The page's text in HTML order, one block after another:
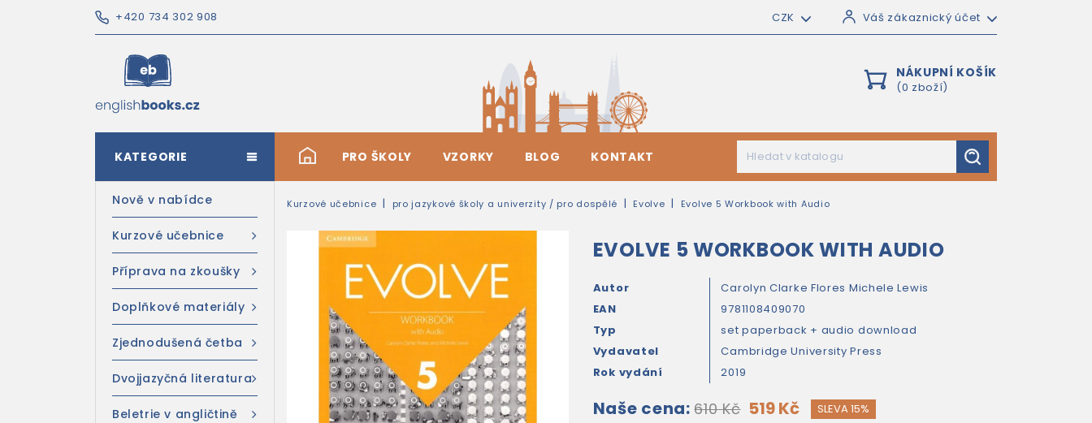
+420 734 302 908 CZK Váš zákaznický účet
NÁKUPNÍ KOŠÍK
(0 zboží)
# PRO ŠKOLY VZORKY BLOG KONTAKT
KATEGORIE
Nově v nabídce
Kurzové učebnice
Příprava na zkoušky
Doplňkové materiály
Zjednodušená četba
Dvojjazyčná literatura
Beletrie v angličtině
Kurzové učebnice pro jazykové školy a univerzity / pro dospělé Evolve Evolve 5 Workbook with Audio
EVOLVE 5 WORKBOOK WITH AUDIO
Autor Carolyn Clarke Flores Michele Lewis
EAN
9781108409070
Typ
set paperback + audio download
Vydavatel
Cambridge University Press
Rok vydání
2019
Naše cena: 610 Kč 519 Kč SLEVA 15%